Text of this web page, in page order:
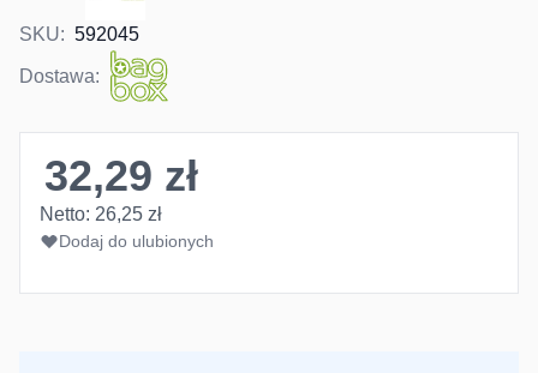
SKU: 592045
Dostawa:
32,29 zł
Netto: 26,25 zł
Dodaj do ulubionych